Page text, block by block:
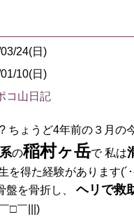
24(日)
10(日)
コ山日記
ちょうど4年前の３月の
の稲村ヶ岳で 私は
を得た経験があります(´
盤を骨折し、 ヘリで救
□￣|||)